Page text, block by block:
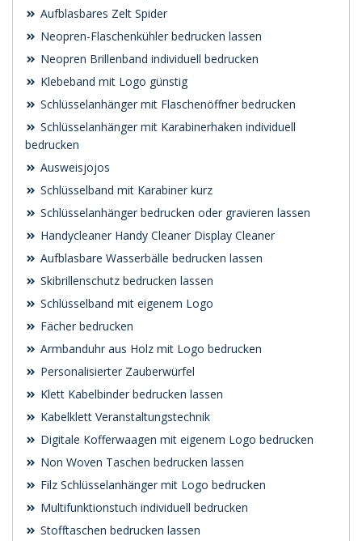
Aufblasbares Zelt Spider
Neopren-Flaschenkühler bedrucken lassen
Neopren Brillenband individuell bedrucken
Klebeband mit Logo günstig
Schlüsselanhänger mit Flaschenöffner bedrucken
Schlüsselanhänger mit Karabinerhaken individuell
bedrucken
Ausweisjojos
Schlüsselband mit Karabiner kurz
Schlüsselanhänger bedrucken oder gravieren lassen
Handycleaner Handy Cleaner Display Cleaner
Aufblasbare Wasserbälle bedrucken lassen
Skibrillenschutz bedrucken lassen
Schlüsselband mit eigenem Logo
Fächer bedrucken
Armbanduhr aus Holz mit Logo bedrucken
Personalisierter Zauberwürfel
Klett Kabelbinder bedrucken lassen
Kabelklett Veranstaltungstechnik
Digitale Kofferwaagen mit eigenem Logo bedrucken
Non Woven Taschen bedrucken lassen
Filz Schlüsselanhänger mit Logo bedrucken
Multifunktionstuch individuell bedrucken
Stofftaschen bedrucken lassen